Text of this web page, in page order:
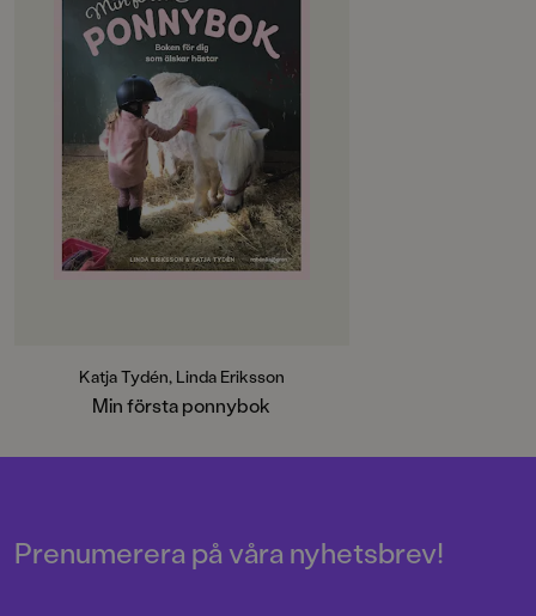
Tycker du att hästar är det bästa
som finns och drömmer om att
börja rida? Då är den här boken
något för dig!
Här får du lära dig allt som kan vara
bra att veta – hur du ryktar och
sköter om hästen, vilken
utrustning som behövs, grunderna
i ridning och hur det fungerar på
ridskolan. Vad betyder det när
hästen lägger öronen bakåt eller
håller svansen högt? Och vad heter
häst. Varför inte göra en riktigt
smaskig tårta till din ponny när
den fyller år?Min första ponnybok
Katja Tydén, Linda Eriksson
Min första ponnybok
Prenumerera på våra nyhetsbrev!